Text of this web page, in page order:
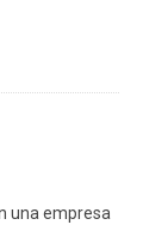
una empresa